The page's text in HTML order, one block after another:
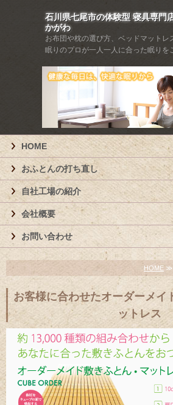
石川県七尾市の体験型 寝具専門
かがわ
お布団や枕の選び方、ベッドマットレ
眠りのプロが一人一人に合った眠りを
HOME
おふとんの打ち直し
自社工場の紹介
会社概要
お問い合わせ
HOME ≫
お客様に合わせたオーダーメイ
ットレス